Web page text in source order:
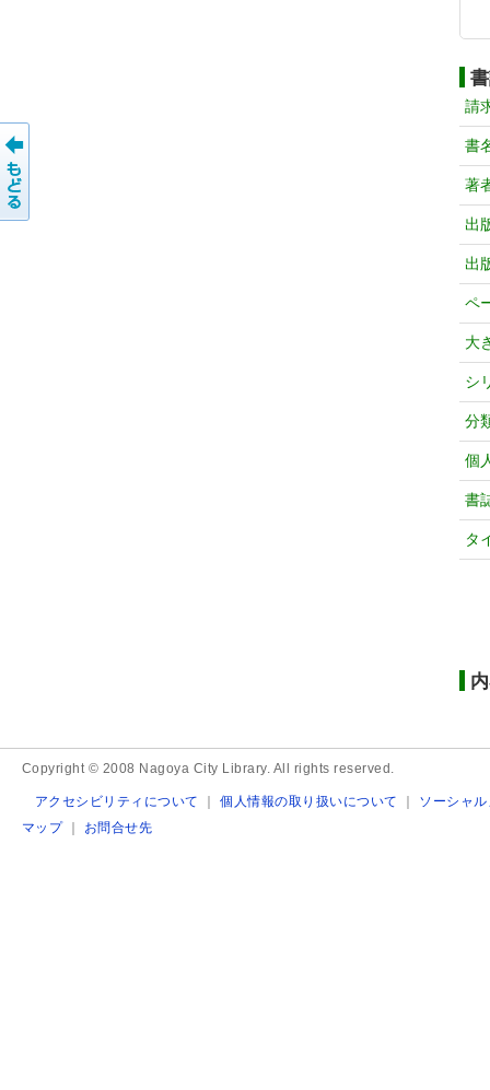
請
書
著
出
出
ペ
大
シ
分
個
書
タ
Copyright © 2008 Nagoya City Library. All rights reserved.
アクセシビリティについて ｜個人情報の取り扱いについて ｜ ソーシャ
マップ｜ お問合せ先